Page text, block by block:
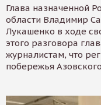
Глава назначенной
области Владимир
Лукашенко в ходе
этого разговора
журналистам, что
побережья